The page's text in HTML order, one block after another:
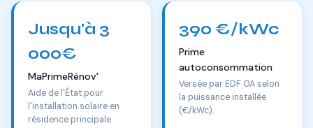
Jusqu'à 3
000€
MaPrimeRénov'
Aide de l'État pour
l'installation solaire en
résidence principale.
390 €/kWc
Prime
autoconsommation
Versée par EDF OA selon
la puissance installée
(€/kWc).